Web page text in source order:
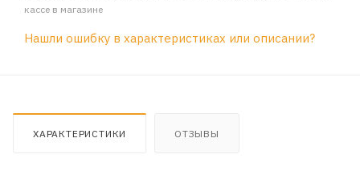
кассе в магазине
Нашли ошибку в характеристиках или описании?
ХАРАКТЕРИСТИКИ ОТЗЫВЫ